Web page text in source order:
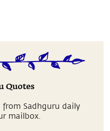
Quotes
Sadhguru daily
mailbox.